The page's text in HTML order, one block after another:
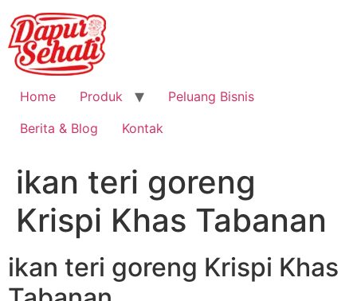
Home Produk
Peluang Bisnis
Berita & Blog
Kontak
ikan teri goreng
Krispi Khas Tabanan
ikan teri goreng Krispi Khas